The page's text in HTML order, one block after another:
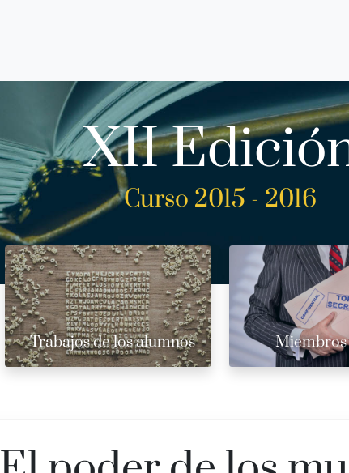
XII
Curso 2015 - 2016
Trabajos de los alumnos